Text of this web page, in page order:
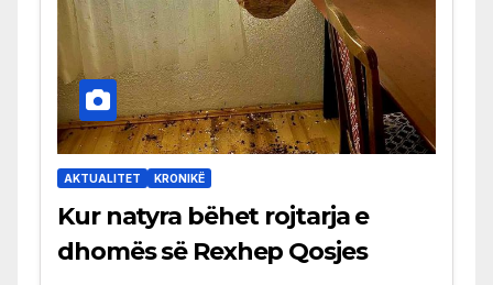
AKTUALITET KRONIKË
Kur natyra bëhet rojtarja e
dhomës së Rexhep Qosjes